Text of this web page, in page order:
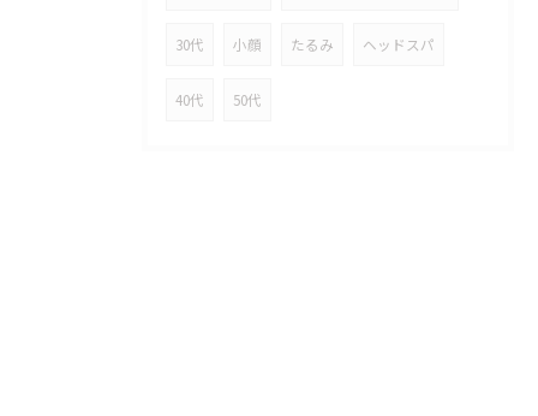
30代 小顔 たるみ ヘッドスパ
40代 50代